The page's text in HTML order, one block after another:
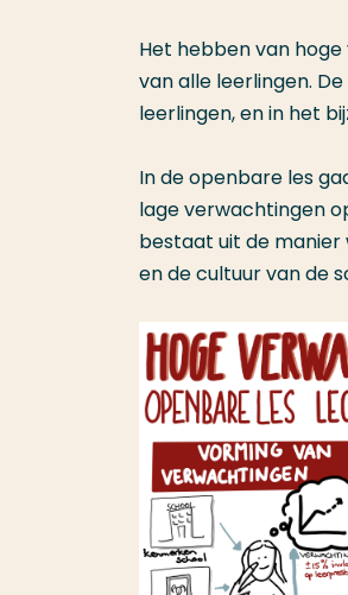
Het hebben van
van alle leerlingen.
leerlingen, en in het
In de openbare les
lage verwachtingen
bestaat uit de
en de cultuur van de